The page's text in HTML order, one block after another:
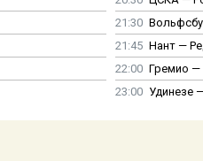
21:30
21:45 Нант —
22:00 Гремио —
23:00 Удинезе